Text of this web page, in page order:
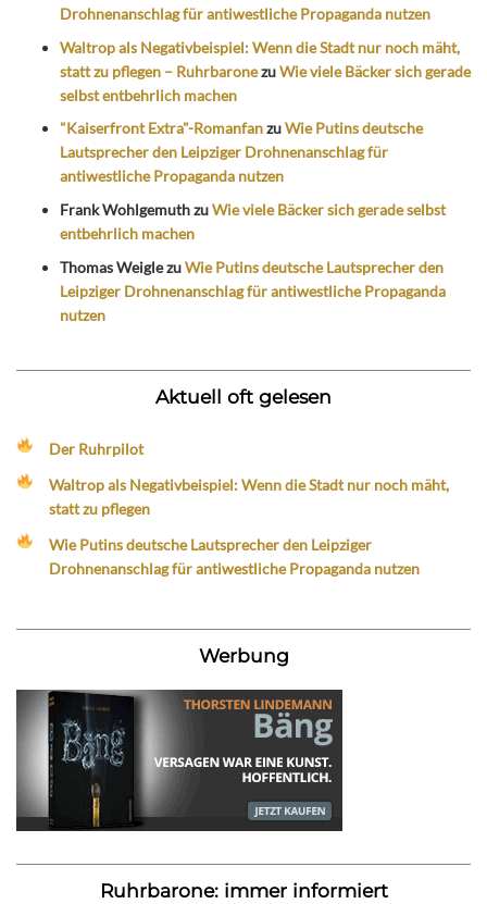
Drohnenanschlag für antiwestliche Propaganda nutzen
Waltrop als Negativbeispiel: Wenn die Stadt nur noch mäht,
statt zu pflegen – RuhrbaronezuWie viele Bäcker sich gerade
selbst entbehrlich machen
"Kaiserfront Extra"-RomanfanzuWie Putins deutsche
Lautsprecher den Leipziger Drohnenanschlag für
antiwestliche Propaganda nutzen
Frank WohlgemuthzuWie viele Bäcker sich gerade selbst
entbehrlich machen
Thomas WeiglezuWie Putins deutsche Lautsprecher den
Leipziger Drohnenanschlag für antiwestliche Propaganda
nutzen
Aktuell oft gelesen
Der Ruhrpilot
Waltrop als Negativbeispiel: Wenn die Stadt nur noch mäht,
statt zu pflegen
Wie Putins deutsche Lautsprecher den Leipziger
Drohnenanschlag für antiwestliche Propaganda nutzen
Werbung
Ruhrbarone: immer informiert